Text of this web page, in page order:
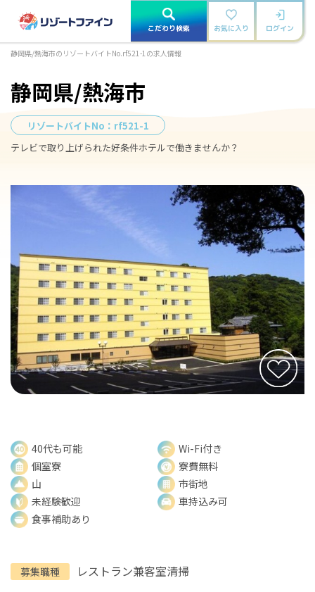
こだわり検索 お気に入り ログイン
静岡県/熱海市のリゾートバイトNo.rf521-1の求人情報
静岡県/熱海市
リゾートバイトNo： rf521-1
テレビで取り上げられた好条件ホテルで働きませんか？
40代も可能
Wi-Fi付き
個室寮
寮費無料
山
市街地
未経験歓迎
車持込み可
食事補助あり
募集職種 レストラン兼客室清掃